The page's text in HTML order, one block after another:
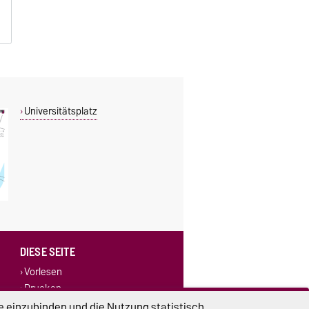
Universitätsplatz
DIESE SEITE
Vorlesen
Drucken